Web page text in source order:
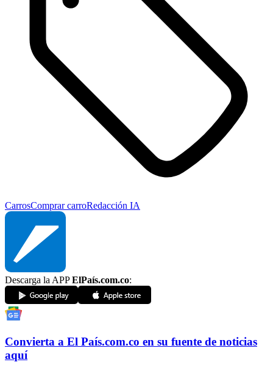
CarrosComprar carroRedacción IA
Descarga la APPElPaís.com.co:
Convierta a El País.com.co en su fuente de noticias
aquí